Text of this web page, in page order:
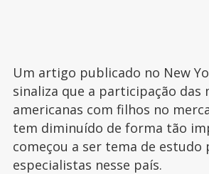
Um artigo publicado no New
sinaliza que a participação das
americanas com filhos no
tem diminuído de forma tão
começou a ser tema de estudo
especialistas nesse país.